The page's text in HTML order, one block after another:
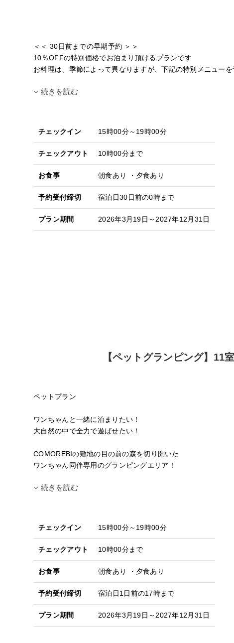
＜＜ 30日前までの早期予約 ＞＞
10％OFFの特別価格でお泊まり頂けるプランです
お料理は、季節によって異なりますが、下記の特別メニュー
続きを読む
チェックイン 15時00分～19時00分
チェックアウト 10時00分まで
お食事 朝食あり ・夕食あり
予約受付締切 宿泊日30日前の0時まで
プラン期間 2026年3月19日～2027年12月31日
【ペットグランピング】
ペットプラン
ワンちゃんと一緒に泊まりたい！
大自然の中で全力で遊ばせたい！
COMOREBIの敷地の目の前の森を切り開いた
ワンちゃん同伴専用のグランピングエリア！
続きを読む
チェックイン 15時00分～19時00分
チェックアウト 10時00分まで
お食事 朝食あり ・夕食あり
予約受付締切 宿泊日1日前の17時まで
プラン期間 2026年3月19日～2027年12月31日